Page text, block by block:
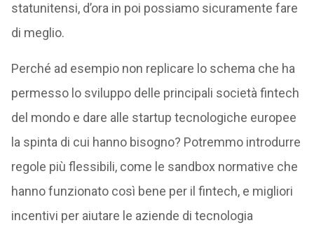
statunitensi, d’ora in poi possiamo sicuramente fare
di meglio.
Perché ad esempio non replicare lo schema che ha
permesso lo sviluppo delle principali società fintech
del mondo e dare alle startup tecnologiche europee
la spinta di cui hanno bisogno? Potremmo introdurre
regole più flessibili, come le sandbox normative che
hanno funzionato così bene per il fintech, e migliori
incentivi per aiutare le aziende di tecnologia